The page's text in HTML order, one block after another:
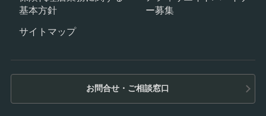
お問合せ・ご相談窓口
基本方針
ー募集
サイトマップ